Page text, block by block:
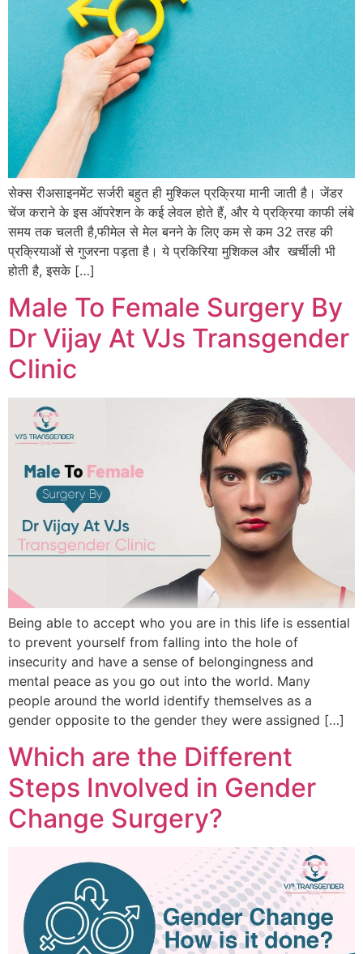
सेक्स रीअसाइनमेंट सर्जरी बहुत ही मुश्किल प्रक्रिया मानी जाती है। जेंडर
चेंज कराने के इस ऑपरेशन के कई लेवल होते हैं, और ये प्रक्रिया काफी लंबे
समय तक चलती है,फीमेल से मेल बनने के लिए कम से कम 32 तरह की
प्रक्रियाओं से गुजरना पड़ता है। ये प्रकिरिया मुशिकल और खर्चीली भी
होती है, इसके […]
Male To Female Surgery By
Dr Vijay At VJs Transgender
Clinic
Being able to accept who you are in this life is essential
to prevent yourself from falling into the hole of
insecurity and have a sense of belongingness and
mental peace as you go out into the world. Many
people around the world identify themselves as a
gender opposite to the gender they were assigned […]
Which are the Different
Steps Involved in Gender
Change Surgery?